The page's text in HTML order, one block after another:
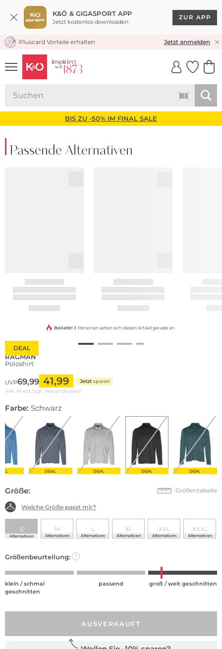
K&Ö & GIGASPORT APP
Jetzt kostenlos downloaden
ZUR APP
KOSTENLOSER VERSAND* & RÜCKVERSAND
Pluscard Vorteile erhalten Jetzt anmelden
UNSERE APP
CLICK &
BIS ZU -50% IM FINAL SALE
Passende Alternativen
DEAL
Beliebt! 8 Personen sehen sich diesen Artikel gerade an
RAGMAN
Poloshirt
UVP69,99 41,99 Jetzt sparen
inkl. Mwst zzgl. Versandkosten
Farbe: Schwarz
DEAL DEAL DEAL DEAL
Größe: Größentabelle
Welche Größe passt mir?
S
Alternativen
M
Alternativen
L
Alternativen
XL
Alternativen
XXL
Alternativen
XXXL
Alternativen
Größenbeurteilung: ?
klein / schmal
geschnitten
passend groß / weit geschnitten
AUSVERKAUFT